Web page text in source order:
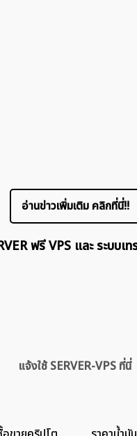
อ่านข่าวเพิ่มเติม คลิกที่นี่!!
ฟรี VPS และ ระบ
แจ้งใช้ SERVER-VPS ที่นี่